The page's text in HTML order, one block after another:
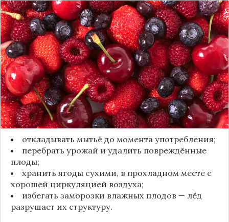
Мытьё ягод сразу после сбора может обернуться
полной потерей урожая. Как отмечает канал
«Сделай сам», на поверхности плодов есть
естественный восковой налёт, который играет
роль природного барьера. Он защищает ягоды
от пересыхания, бактерий и плесени. При
смывании этого слоя плоды быстро начинают
темнеть, покрываться налётом и терять вкус.
Чтобы ягоды сохранили свежесть, специалисты
рекомендуют:
откладывать мытьё до момента употребления;
перебрать урожай и удалить повреждённые
плоды;
хранить ягоды сухими, в прохладном месте с
хорошей циркуляцией воздуха;
избегать заморозки влажных плодов — лёд
разрушает их структуру.